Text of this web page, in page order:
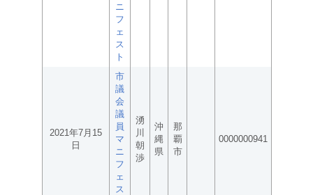
ニ
フ
ェ
ス
ト
2021年7月15
日
市
議
会
議
員
マ
ニ
フ
ェ
ス
湧
川
朝
渉
沖
縄
県
那
覇
市
0000000941